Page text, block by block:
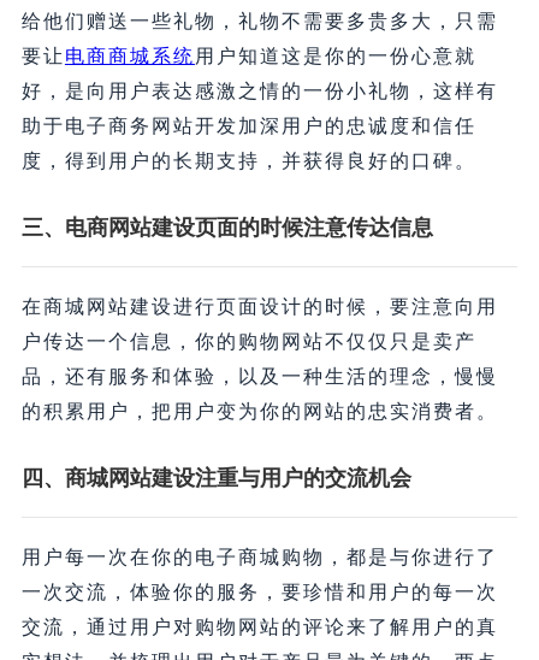
给他们赠送一些礼物，礼物不需要多贵多大，只需
要让 电商商城系统 用户知道这是你的一份心意就
好，是向用户表达感激之情的一份小礼物，这样有
助于电子商务网站开发加深用户的忠诚度和信任
度，得到用户的长期支持，并获得良好的口碑。
三、电商网站建设页面的时候注意传达信息
在商城网站建设进行页面设计的时候，要注意向用
户传达一个信息，你的购物网站不仅仅只是卖产
品，还有服务和体验，以及一种生活的理念，慢慢
的积累用户，把用户变为你的网站的忠实消费者。
四、商城网站建设注重与用户的交流机会
用户每一次在你的电子商城购物，都是与你进行了
一次交流，体验你的服务，要珍惜和用户的每一次
交流，通过用户对购物网站的评论来了解用户的真